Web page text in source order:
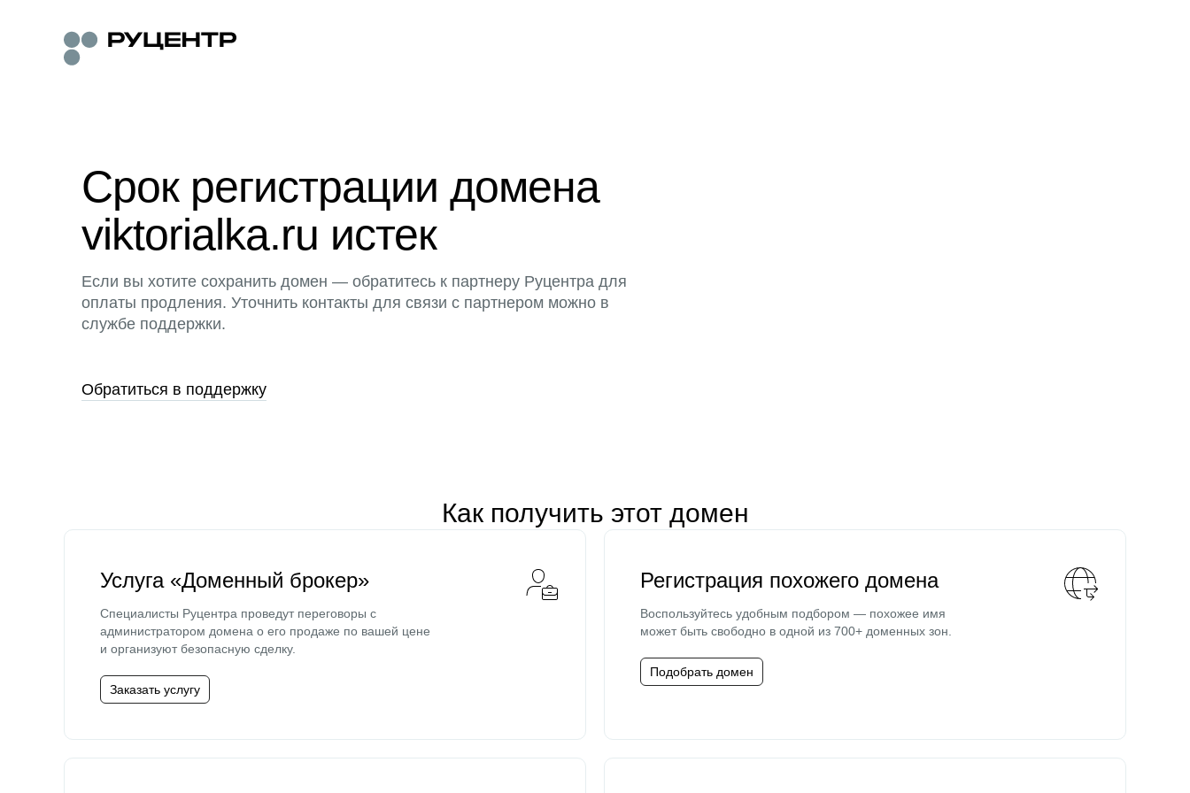
Срок регистрации домена
viktorialka.ru истек
Если вы хотите сохранить домен — обратитесь к партнеру Руцентра для
оплаты продления. Уточнить контакты для связи с партнером можно в
службе поддержки.
Обратиться в поддержку
Как получить этот домен
Услуга «Доменный брокер»
Специалисты Руцентра проведут переговоры с
администратором домена о его продаже по вашей цене
и организуют безопасную сделку.
Заказать услугу
Регистрация похожего домена
Воспользуйтесь удобным подбором — похожее имя
может быть свободно в одной из 700+ доменных зон.
Подобрать домен